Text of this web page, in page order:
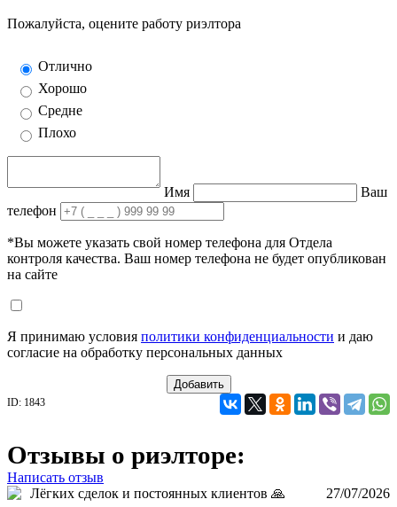
Пожалуйста, оцените работу риэлтора
Отлично
Хорошо
Средне
Плохо
Имя
Ваш
телефон
*Вы можете указать свой номер телефона для Отдела
контроля качества. Ваш номер телефона не будет опубликован
на сайте
Я принимаю условия политики конфиденциальности и даю
согласие на обработку персональных данных
Добавить
Отзывы о риэлторе:
Написать отзыв
27/07/2026
ID: 1843
Лёгких сделок и постоянных клиентов 🙏